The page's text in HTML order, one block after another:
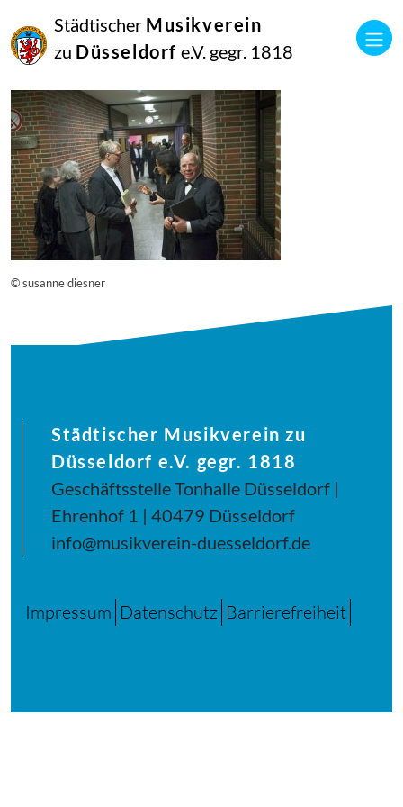
Städtischer Musikverein
zu Düsseldorf e.V. gegr. 1818
September
2014
Manfred Hill
© susanne diesner
Städtischer Musikverein zu
Düsseldorf e.V. gegr. 1818
Geschäftsstelle Tonhalle Düsseldorf |
Ehrenhof 1 | 40479 Düsseldorf
info@musikverein-duesseldorf.de
Impressum Datenschutz Barrierefreiheit